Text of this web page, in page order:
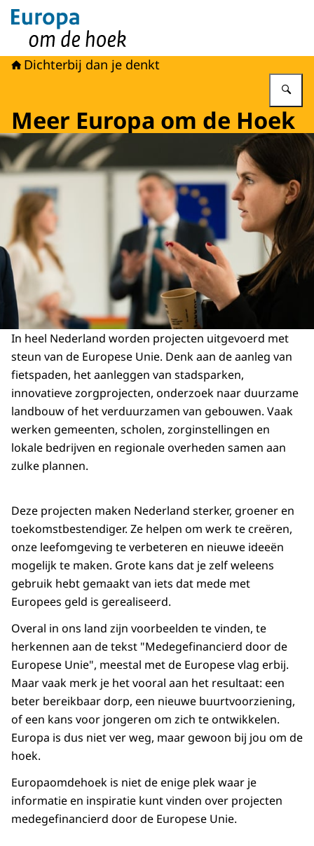
Naar de homepage van Europa om de hoek
Dichterbij dan je denkt
Meer Europa om de Hoek
In heel Nederland worden projecten uitgevoerd met
steun van de Europese Unie. Denk aan de aanleg van
fietspaden, het aanleggen van stadsparken,
innovatieve zorgprojecten, onderzoek naar duurzame
landbouw of het verduurzamen van gebouwen. Vaak
werken gemeenten, scholen, zorginstellingen en
lokale bedrijven en regionale overheden samen aan
zulke plannen.
Deze projecten maken Nederland sterker, groener en
toekomstbestendiger. Ze helpen om werk te creëren,
onze leefomgeving te verbeteren en nieuwe ideeën
mogelijk te maken. Grote kans dat je zelf weleens
gebruik hebt gemaakt van iets dat mede met
Europees geld is gerealiseerd.
Overal in ons land zijn voorbeelden te vinden, te
herkennen aan de tekst "Medegefinancierd door de
Europese Unie", meestal met de Europese vlag erbij.
Maar vaak merk je het vooral aan het resultaat: een
beter bereikbaar dorp, een nieuwe buurtvoorziening,
of een kans voor jongeren om zich te ontwikkelen.
Europa is dus niet ver weg, maar gewoon bij jou om de
hoek.
Europaomdehoek is niet de enige plek waar je
informatie en inspiratie kunt vinden over projecten
medegefinancierd door de Europese Unie.